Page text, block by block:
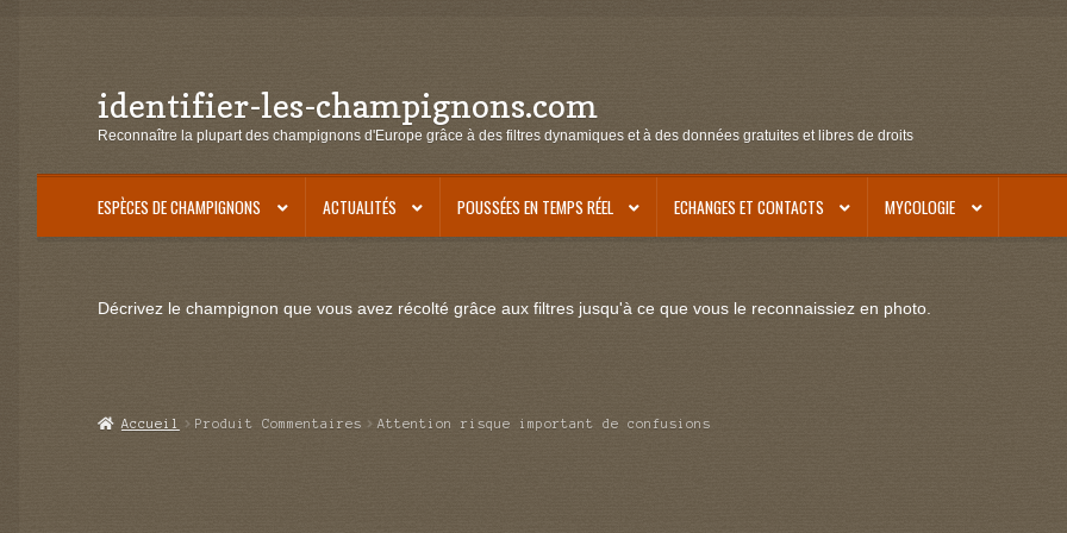
Aller
à
navigation
Aller
au
identifier-les-champignons.com
Reconnaître la plupart des champignons d'Europe grâce à des filtres dynamiques et à des données gratuites et libres de droits
ESPÈCES DE CHAMPIGNONS ACTUALITÉS POUSSÉES EN TEMPS RÉEL ECHANGES ET CONTACTS MYCOLOGIE
Décrivez le champignon que vous avez récolté grâce aux filtres jusqu'à ce que vous le reconnaissiez en photo.
Accueil Produit Commentaires Attention risque important de confusions